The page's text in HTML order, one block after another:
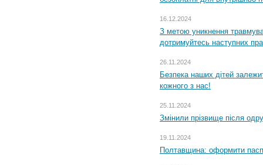
16.12.2024
З метою уникнення
дотримуйтесь наступних
26.11.2024
Безпека наших дітей
кожного з нас!
25.11.2024
Змінили прізвище після
19.11.2024
Полтавщина: оформити